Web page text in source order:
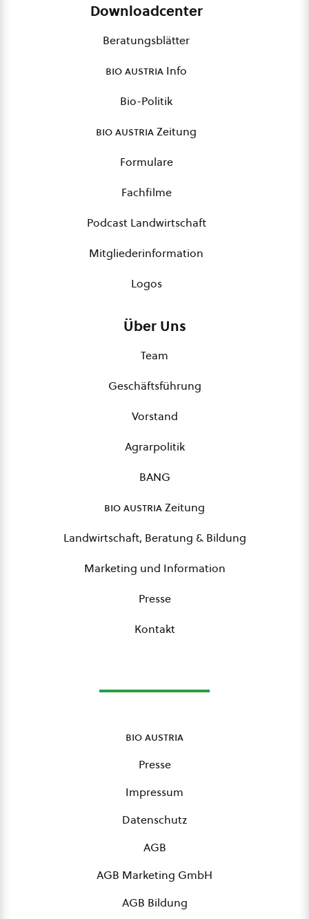
Downloadcenter
Beratungsblätter
bio austria Info
Bio-Politik
bio austriaZeitung
Formulare
Fachfilme
Podcast Landwirtschaft
Mitgliederinformation
Logos
Über Uns
Team
Geschäftsführung
Vorstand
Agrarpolitik
BANG
bio austriaZeitung
Landwirtschaft, Beratung & Bildung
Marketing und Information
Presse
Kontakt
bio austria
Presse
Impressum
Datenschutz
AGB
AGB Marketing GmbH
AGB Bildung